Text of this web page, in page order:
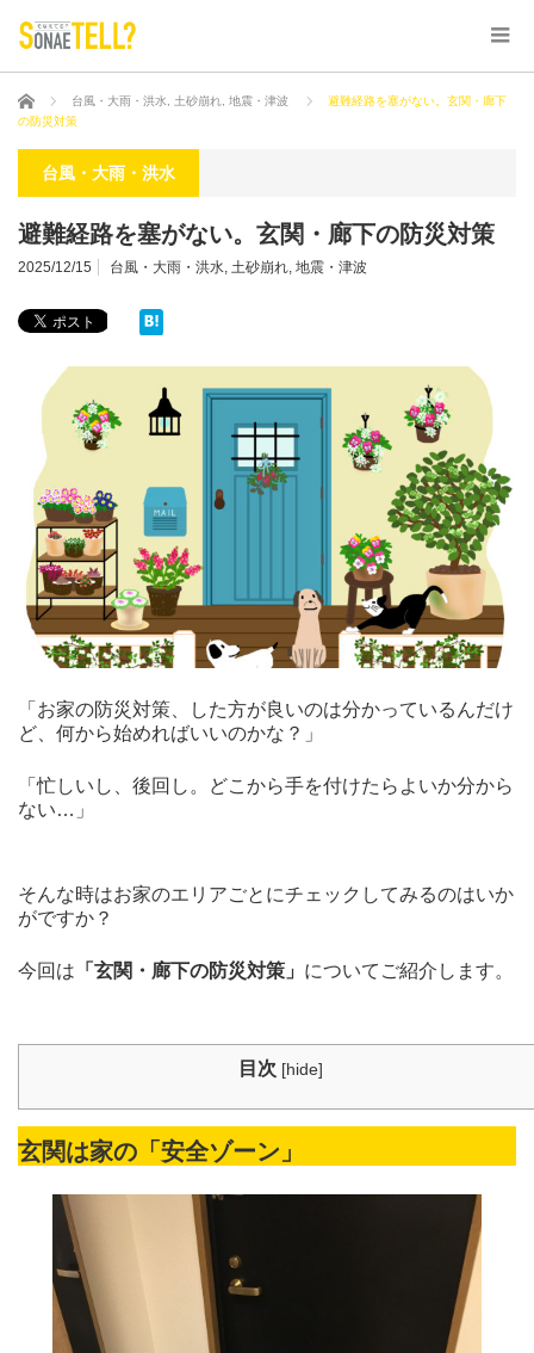
ホーム 台風・大雨・洪水 土砂崩れ 地震・津波
避難経路を塞がない。玄関・廊下
の防災対策
台風・大雨・洪水
避難経路を塞がない。玄関・廊下の防災対策
2025/12/15 台風・大雨・洪水, 土砂崩れ, 地震・津波
「お家の防災対策、した方が良いのは分かっているんだけ
ど、何から始めればいいのかな？」
「忙しいし、後回し。どこから手を付けたらよいか分から
ない…」
そんな時はお家のエリアごとにチェックしてみるのはいか
がですか？
今回は 「玄関・廊下の防災対策」 についてご紹介します。
目次 [hide]
玄関は家の「安全ゾーン」